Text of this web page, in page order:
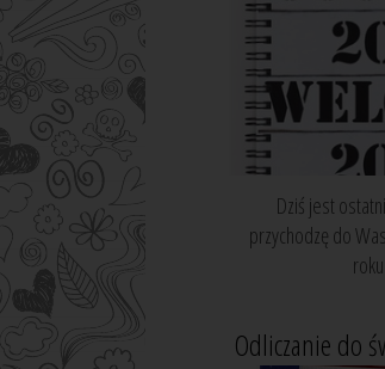
Dziś jest
przychodzę do
Odliczanie do